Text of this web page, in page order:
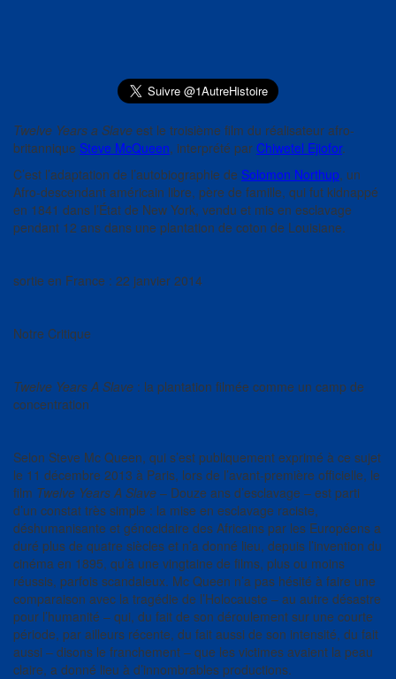
Twelve Years a Slave est le troisième film du réalisateur afro-
britannique Steve McQueen, interprété par Chiwetel Ejiofor.
C’est l’adaptation de l’autobiographie de Solomon Northup, un
Afro-descendant américain libre, père de famille, qui fut kidnappé
en 1841 dans l’État de New York, vendu et mis en esclavage
pendant 12 ans dans une plantation de coton de Louisiane.
sortie en France : 22 janvier 2014
Notre Critique
Twelve Years A Slave : la plantation filmée comme un camp de
concentration
Selon Steve Mc Queen, qui s’est publiquement exprimé à ce sujet
le 11 décembre 2013 à Paris, lors de l’avant-première officielle, le
film Twelve Years A Slave – Douze ans d’esclavage – est parti
d’un constat très simple : la mise en esclavage raciste,
déshumanisante et génocidaire des Africains par les Européens a
duré plus de quatre siècles et n’a donné lieu, depuis l’invention du
cinéma en 1895, qu’à une vingtaine de films, plus ou moins
réussis, parfois scandaleux. Mc Queen n’a pas hésité à faire une
comparaison avec la tragédie de l’Holocauste – au autre désastre
pour l’humanité – qui, du fait de son déroulement sur une courte
période, par ailleurs récente, du fait aussi de son intensité, du fait
aussi – disons le franchement – que les victimes avaient la peau
claire, a donné lieu à d’innombrables productions.